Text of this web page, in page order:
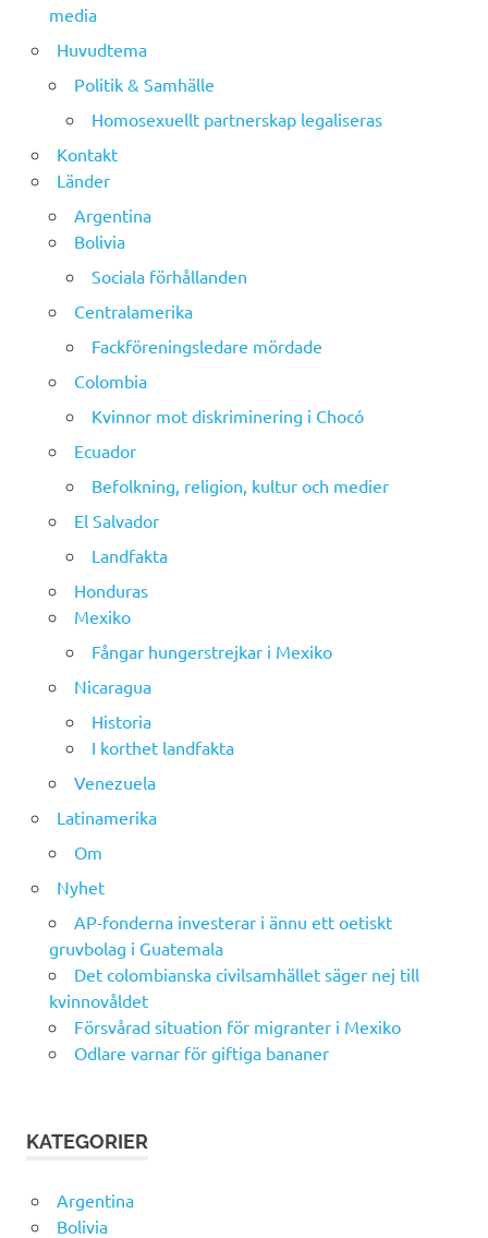
media
Huvudtema
Politik & Samhälle
Homosexuellt partnerskap legaliseras
Kontakt
Länder
Argentina
Bolivia
Sociala förhållanden
Centralamerika
Fackföreningsledare mördade
Colombia
Kvinnor mot diskriminering i Chocó
Ecuador
Befolkning, religion, kultur och medier
El Salvador
Landfakta
Honduras
Mexiko
Fångar hungerstrejkar i Mexiko
Nicaragua
Historia
I korthet landfakta
Venezuela
Latinamerika
Om
Nyhet
AP-fonderna investerar i ännu ett oetiskt
gruvbolag i Guatemala
Det colombianska civilsamhället säger nej till
kvinnovåldet
Försvårad situation för migranter i Mexiko
Odlare varnar för giftiga bananer
KATEGORIER
Argentina
Bolivia